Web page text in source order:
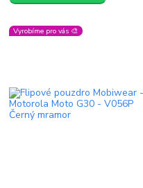
Vyrobíme pro vás 🎨